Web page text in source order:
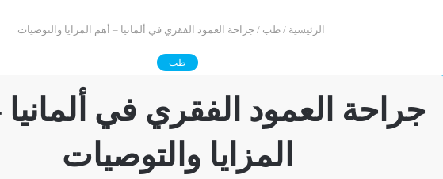
الرئيسية / طب / جراحة العمود الفقري في ألمانيا – أهم المزايا والتوصيات
طب
جراحة العمود الفقري في
المزايا والتوصيات